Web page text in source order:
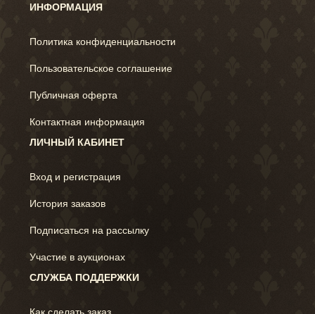
ИНФОРМАЦИЯ
Политика конфиденциальности
Пользовательское соглашение
Публичная оферта
Контактная информация
ЛИЧНЫЙ КАБИНЕТ
Вход и регистрация
История заказов
Подписаться на рассылку
Участие в аукционах
СЛУЖБА ПОДДЕРЖКИ